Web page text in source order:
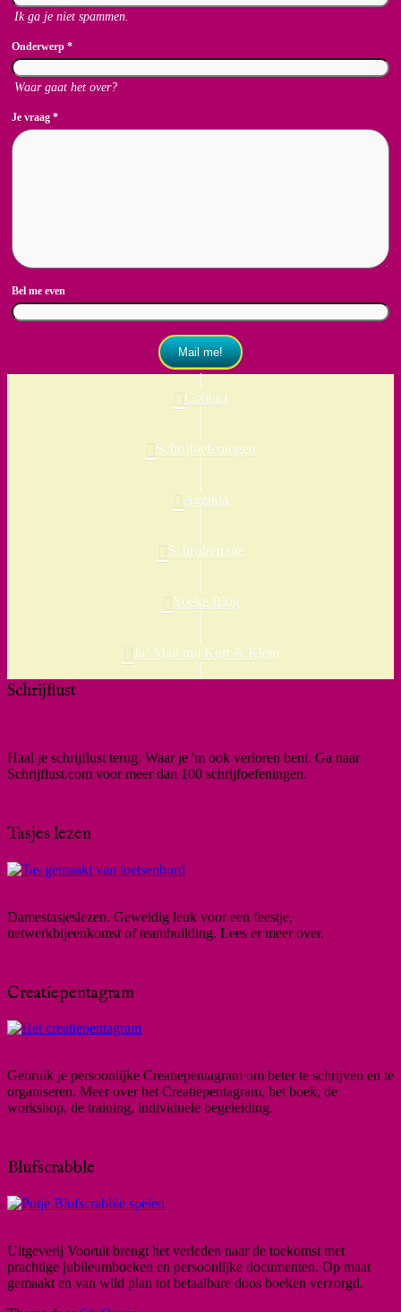
Ik ga je niet spammen.
Onderwerp *
Waar gaat het over?
Je vraag *
Bel me even
Mail me!
Contact
Schrijfoefeningen
Agenda
Schrijfretraite
Yoeke Blog
Ja! Mail mij Kort & Klein
Schrijflust
Haal je schrijflust terug. Waar je 'm ook verloren bent. Ga naar
Schrijflust.com voor meer dan 100 schrijfoefeningen.
Tasjes lezen
Damestasjeslezen. Geweldig leuk voor een feestje,
netwerkbijeenkomst of teambuilding. Lees er meer over.
Creatiepentagram
Gebruik je persoonlijke Creatiepentagram om beter te schrijven en te
organiseren. Meer over het Creatiepentagram, het boek, de
workshop, de training, individuele begeleiding.
Blufscrabble
Uitgeverij Vooruit brengt het verleden naar de toekomst met
prachtige jubileumboeken en persoonlijke documenten. Op maat
gemaakt en van wild plan tot betaalbare doos boeken verzorgd.